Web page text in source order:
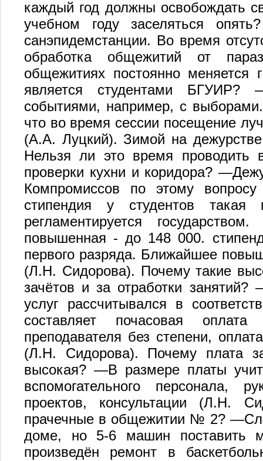
каждый год должны освобождать
учебном году заселяться
санэпидемстанции. Во время
обработка общежитий от
общежитиях постоянно
является студентами БГУИР?
событиями, например, с выборами.
что во время сессии посещение
(А.А. Луцкий). Зимой на
Нельзя ли это время
проверки кухни и коридора?
Компромиссов по этому
стипендия у студентов такая
регламентируется
повышенная - до 148 000.
первого разряда. Ближайшее
(Л.Н. Сидорова). Почему такие
зачётов и за отработки
услуг рассчитывался в
составляет почасовая
преподавателя без степени,
(Л.Н. Сидорова). Почему плата
высокая? —В размере платы
вспомогательного персонала,
проектов, консультации (Л.Н.
прачечные в общежитии № 2?
доме, но 5-6 машин поставить
произведён ремонт в